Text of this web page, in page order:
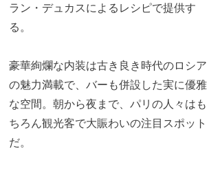
ラン・デュカスによるレシピで提供す
る。
豪華絢爛な内装は古き良き時代のロシア
の魅力満載で、バーも併設した実に優雅
な空間。朝から夜まで、パリの人々はも
ちろん観光客で大賑わいの注目スポット
だ。